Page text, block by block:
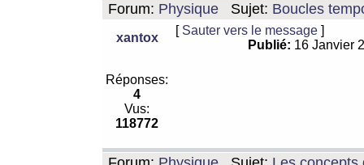
Forum: Physique Sujet: Boucles
xantox
[ Sauter vers le message ]
Publié: 16 Janvier
Réponses:
4
Vus:
118772